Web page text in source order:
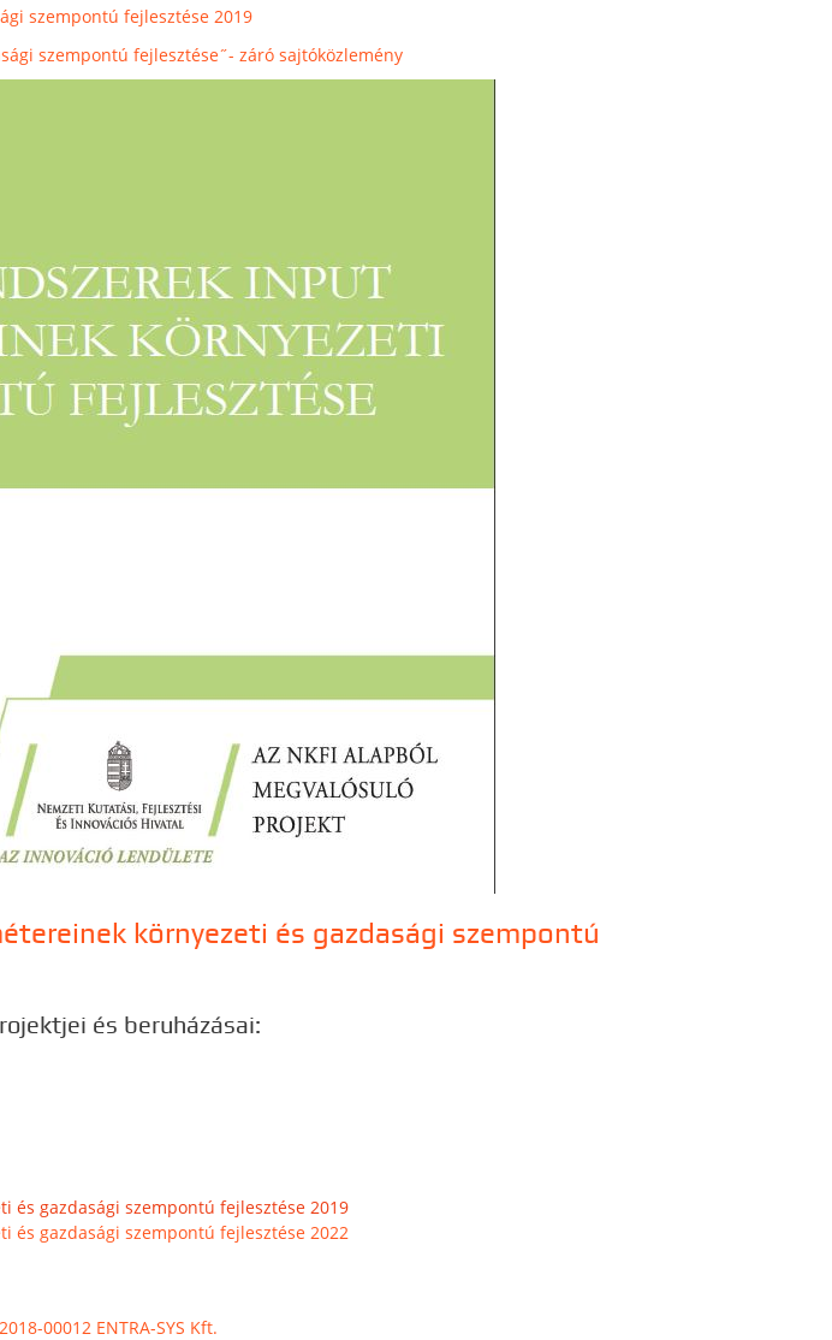
szempontú fejlesztése 2019
szempontú fejlesztése˝- záró sajtóközlemény
környezeti és gazdasági szempontú
és beruházásai:
gazdasági szempontú fejlesztése 2019
gazdasági szempontú fejlesztése 2022
00012 ENTRA-SYS Kft.